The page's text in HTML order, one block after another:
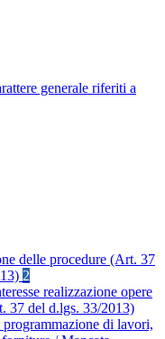
generale riferiti a
delle procedure (Art. 37
2
realizzazione opere
37 del d.lgs. 33/2013)
di lavori,